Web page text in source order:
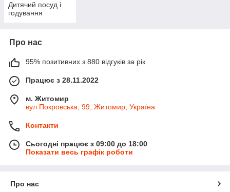
Дитячий посуд і
годування
Про нас
95% позитивних з 880 відгуків за рік
Працює з 28.11.2022
м. Житомир
вул.Покровська, 99, Житомир, Україна
Контакти
Сьогодні працює з 09:00 до 18:00
Показати весь графік роботи
Про нас